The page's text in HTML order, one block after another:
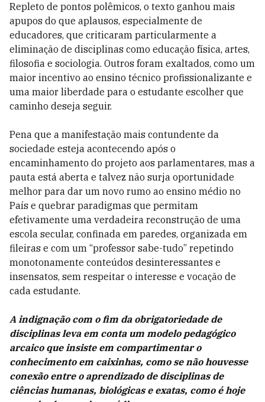
Repleto de pontos polêmicos, o texto ganhou mais
apupos do que aplausos, especialmente de
educadores, que criticaram particularmente a
eliminação de disciplinas como educação física, artes,
filosofia e sociologia. Outros foram exaltados, como um
maior incentivo ao ensino técnico profissionalizante e
uma maior liberdade para o estudante escolher que
caminho deseja seguir.
Pena que a manifestação mais contundente da
sociedade esteja acontecendo após o
encaminhamento do projeto aos parlamentares, mas a
pauta está aberta e talvez não surja oportunidade
melhor para dar um novo rumo ao ensino médio no
País e quebrar paradigmas que permitam
efetivamente uma verdadeira reconstrução de uma
escola secular, confinada em paredes, organizada em
fileiras e com um “professor sabe-tudo” repetindo
monotonamente conteúdos desinteressantes e
insensatos, sem respeitar o interesse e vocação de
cada estudante.
A indignação com o fim da obrigatoriedade de
disciplinas leva em conta um modelo pedagógico
arcaico que insiste em compartimentar o
conhecimento em caixinhas, como se não houvesse
conexão entre o aprendizado de disciplinas de
ciências humanas, biológicas e exatas, como é hoje